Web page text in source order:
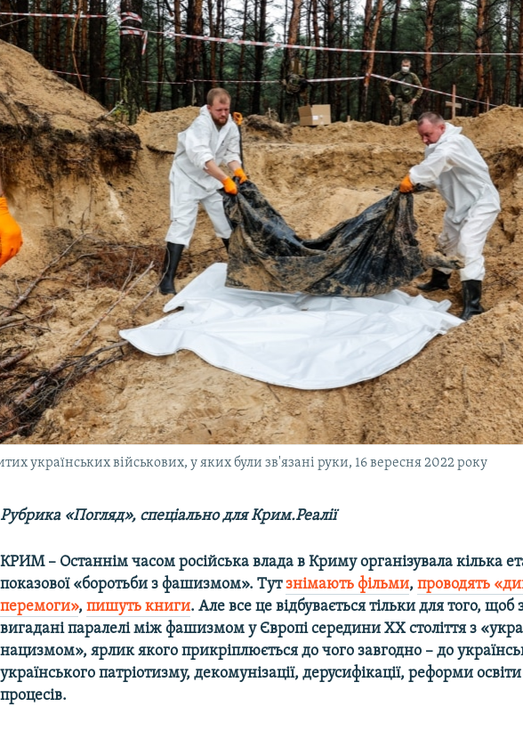
українських військових, у яких були зв'язані руки, 16 вересня 2022 року
Рубрика «Погляд», спеціально для Крим.Реалії
КРИМ – Останнім часом російська влада в Криму організувала кілька
показової «боротьби з фашизмом». Тутзнімають фільми,проводять
перемоги»,пишуть книги. Але все це відбувається тільки для того, щоб
вигадані паралелі між фашизмом у Європі середини ХХ століття з
нацизмом», ярлик якого прикріплюється до чого завгодно – до
українського патріотизму, декомунізації, дерусифікації, реформи
процесів.